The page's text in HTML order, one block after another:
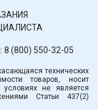
8 (800) 550-32-05
технических
товаров, носит
не является
Статьи 437(2)